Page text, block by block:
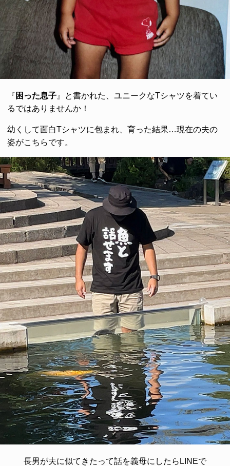
『 困った息子』と書かれた、ユニークなTシャツを着てい
るではありませんか！
幼くして面白Tシャツに包まれ、育った結果…現在の夫の
姿がこちらです。
長男が夫に似てきたって話を義母にしたらLINEで